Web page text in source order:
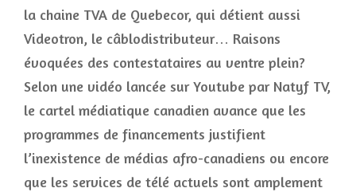
la chaine TVA de Quebecor, qui détient aussi
Videotron, le câblodistributeur… Raisons
évoquées des contestataires au ventre plein?
Selon une vidéo lancée sur Youtube par Natyf TV,
le cartel médiatique canadien avance que les
programmes de financements justifient
l’inexistence de médias afro-canadiens ou encore
que les services de télé actuels sont amplement